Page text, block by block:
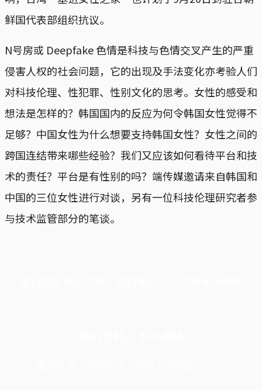
鲜国代表部组织抗议。
N号房或 Deepfake 色情是科技与色情交叉产生的严重
侵害人权的社会问题，它的出现及手法变化亦考验人们
对科技伦理、性犯罪、性别文化的思考。女性的感受和
想法是怎样的？韩国国内的反应为何令韩国女性觉得不
足够？中国女性为什么想要支持韩国女性？女性之间的
跨国连结带来哪些经验？我们又应该如何看待平台和技
术的责任？平台是有性别的吗？端传媒邀请来自韩国和
中国的三位女性进行对谈，另有一位科技伦理研究者参
与技术监管部分的笔谈。